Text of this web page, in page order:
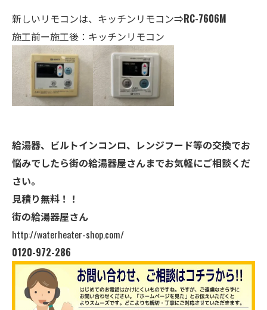
新しいリモコンは、 キッチンリモコン⇒RC-7606M
施工前ー施工後：キッチンリモコン
給湯器、ビルトインコンロ、レンジフード等の交換でお
悩みでしたら街の給湯器屋さんまでお気軽にご相談くだ
さい。
見積り無料！！
街の給湯器屋さん
http://waterheater-shop.com/
0120-972-286